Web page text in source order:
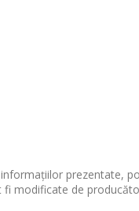
prezentate,
modificate de